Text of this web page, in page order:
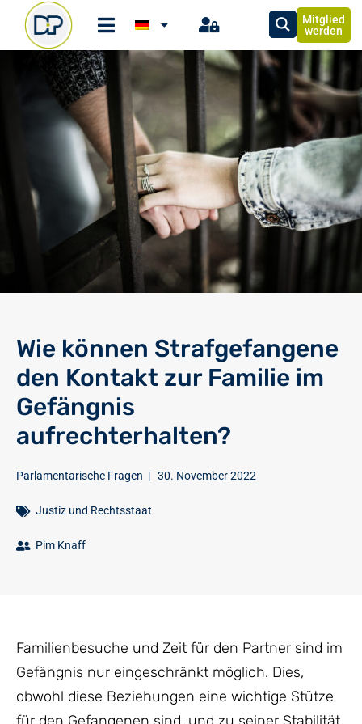
Mitglied
werden
Wie können Strafgefangene
den Kontakt zur Familie im
Gefängnis
aufrechterhalten?
Parlamentarische Fragen | 30. November 2022
Justiz und Rechtsstaat
Pim Knaff
Familienbesuche und Zeit für den Partner sind im
Gefängnis nur eingeschränkt möglich. Dies,
obwohl diese Beziehungen eine wichtige Stütze